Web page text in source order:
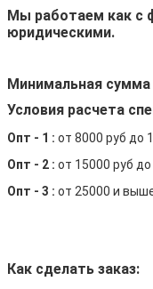
Мы работаем как с
юридическими.
Минимальная сумма
Условия расчета
Опт - 1 : от 8000 руб до
Опт - 2 : от 15000 руб
Опт - 3 : от 25000 и
Как сделать заказ: